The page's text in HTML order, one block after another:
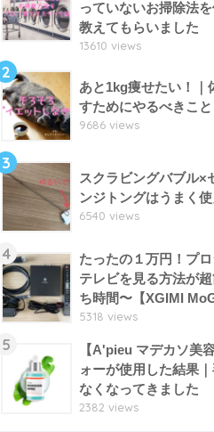
っていないお掃除法
教えてもらいました
13610 views
2
あと1kg痩せたい！｜
すためにやるべきこと
9686 views
3
スクラビングバブル×
ンジトングはうまく
6540 views
4
たったの１万円！プ
テレビを見る方法が
ち時間〜【XGIMI
5318 views
5
【A'pieu マデカソ美
ォーが使用した結果
なくなってきました
2382 views